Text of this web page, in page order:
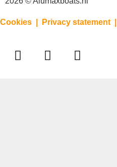
Cookies | Privacy statement |